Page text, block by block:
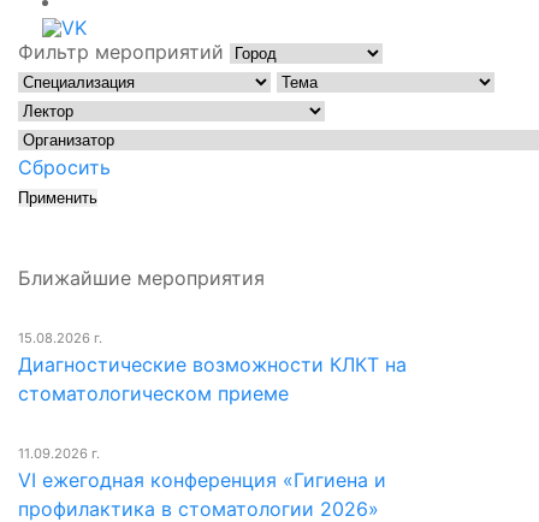
Фильтр мероприятий
Сбросить
Ближайшие мероприятия
15.08.2026 г.
Диагностические возможности КЛКТ на
стоматологическом приеме
11.09.2026 г.
VI ежегодная конференция «Гигиена и
профилактика в стоматологии 2026»